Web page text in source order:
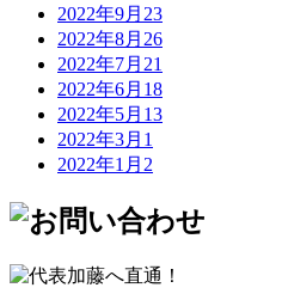
2022年9月 23
2022年8月 26
2022年7月 21
2022年6月 18
2022年5月 13
2022年3月 1
2022年1月 2